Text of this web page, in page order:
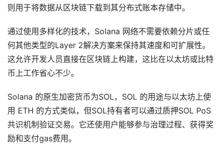
则用于将数据从区块链下载到其分布式账本存储中。
通过使用多样化的技术，Solana 网络不需要依赖分片或任
何其他类型的Layer 2解决方案来保持其速度和可扩展性。
这允许开发人员直接在区块链上构建，这比在以太坊或比特
币上工作省心不少。
Solana 的原生加密货币为SOL，SOL 的用途与以太坊上使
用 ETH 的方式类似，但SOL持有者可以通过质押SOL PoS
共识机制验证交易。它还使用户能够参与治理过程、获得奖
励和支付gas费用。